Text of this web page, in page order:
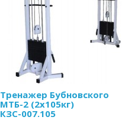
Тренажер Бубновского
МТБ-2 (2х105кг)
КЗС-007.105